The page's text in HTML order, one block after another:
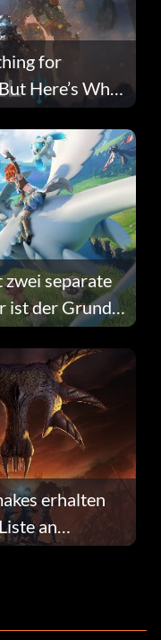
for
Here’s Why
zwei separate
ist der Grund
erhalten
an